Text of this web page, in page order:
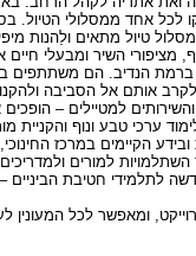
לכל אחד ממסלולי הטיול.
טיול מתאים ולֵהנות
השיר ומבעלי חיים
הנדיב. הם משתתפים
לקרב אותם אל הסביבה
למטיילים –
ערכי טבע ונוף
הקיימים במרכז
למורים
לתלמידי חטיבת
ומאפשר לכל המעונין